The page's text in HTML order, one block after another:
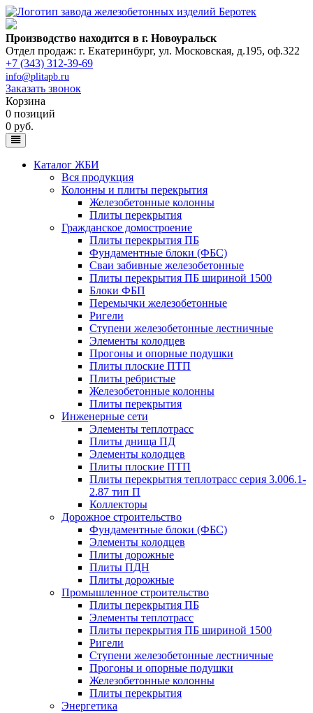
Производство находится в г. Новоуральск
Отдел продаж: г. Екатеринбург, ул. Московская, д.195, оф.322
+7 (343) 312-39-69
info@plitapb.ru
Заказать звонок
Корзина
0 позиций
0 руб.
Каталог ЖБИ
Вся продукция
Колонны и плиты перекрытия
Железобетонные колонны
Плиты перекрытия
Гражданское домостроение
Плиты перекрытия ПБ
Фундаментные блоки (ФБС)
Сваи забивные железобетонные
Плиты перекрытия ПБ шириной 1500
Блоки ФБП
Перемычки железобетонные
Ригели
Ступени железобетонные лестничные
Элементы колодцев
Прогоны и опорные подушки
Плиты плоские ПТП
Плиты ребристые
Железобетонные колонны
Плиты перекрытия
Инженерные сети
Элементы теплотрасс
Плиты днища ПД
Элементы колодцев
Плиты плоские ПТП
Плиты перекрытия теплотрасс серия 3.006.1-
2.87 тип П
Коллекторы
Дорожное строительство
Фундаментные блоки (ФБС)
Элементы колодцев
Плиты дорожные
Плиты ПДН
Плиты дорожные
Промышленное строительство
Плиты перекрытия ПБ
Элементы теплотрасс
Плиты перекрытия ПБ шириной 1500
Ригели
Ступени железобетонные лестничные
Прогоны и опорные подушки
Железобетонные колонны
Плиты перекрытия
Энергетика